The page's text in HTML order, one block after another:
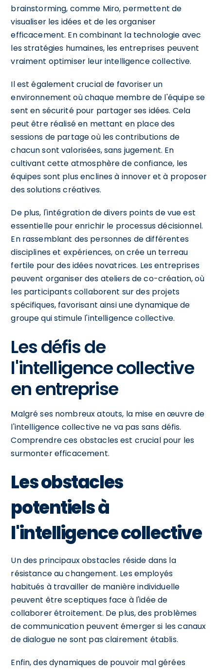
brainstorming, comme Miro, permettent de
visualiser les idées et de les organiser
efficacement. En combinant la technologie avec
les stratégies humaines, les entreprises peuvent
vraiment optimiser leur intelligence collective.
Il est également crucial de favoriser un
environnement où chaque membre de l'équipe se
sent en sécurité pour partager ses idées. Cela
peut être réalisé en mettant en place des
sessions de partage où les contributions de
chacun sont valorisées, sans jugement. En
cultivant cette atmosphère de confiance, les
équipes sont plus enclines à innover et à proposer
des solutions créatives.
De plus, l'intégration de divers points de vue est
essentielle pour enrichir le processus décisionnel.
En rassemblant des personnes de différentes
disciplines et expériences, on crée un terreau
fertile pour des idées novatrices. Les entreprises
peuvent organiser des ateliers de co-création, où
les participants collaborent sur des projets
spécifiques, favorisant ainsi une dynamique de
groupe qui stimule l'intelligence collective.
Les défis de
l'intelligence collective
en entreprise
Malgré ses nombreux atouts, la mise en œuvre de
l'intelligence collective ne va pas sans défis.
Comprendre ces obstacles est crucial pour les
surmonter efficacement.
Les obstacles
potentiels à
l'intelligence collective
Un des principaux obstacles réside dans la
résistance au changement. Les employés
habitués à travailler de manière individuelle
peuvent être sceptiques face à l'idée de
collaborer étroitement. De plus, des problèmes
de communication peuvent émerger si les canaux
de dialogue ne sont pas clairement établis.
Enfin, des dynamiques de pouvoir mal gérées